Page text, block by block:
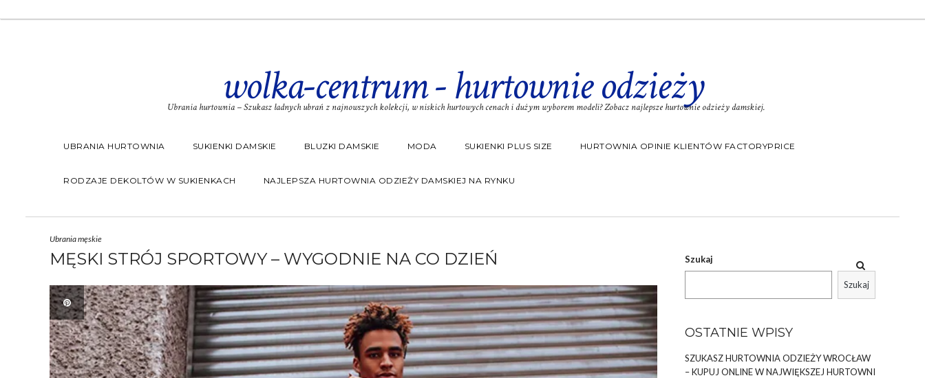
wolka-centrum - hurtownie odzieży
Ubrania hurtownia – Szukasz ładnych ubrań z najnowszych kolekcji, w niskich hurtowych cenach i dużym wyborem modeli? Zobacz najlepsze hurtownie odzieży damskiej.
UBRANIA HURTOWNIA SUKIENKI DAMSKIE BLUZKI DAMSKIE MODA SUKIENKI PLUS SIZE HURTOWNIA OPINIE KLIENTÓW FACTORYPRICE
RODZAJE DEKOLTÓW W SUKIENKACH NAJLEPSZA HURTOWNIA ODZIEŻY DAMSKIEJ NA RYNKU
Ubrania męskie
MĘSKI STRÓJ SPORTOWY – WYGODNIE NA CO DZIEŃ Szukaj
Szukaj
OSTATNIE WPISY
SZUKASZ HURTOWNIA ODZIEŻY WROCŁAW
– KUPUJ ONLINE W NAJWIĘKSZEJ HURTOWNI